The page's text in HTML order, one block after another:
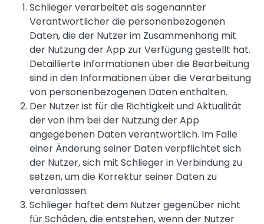
Schlieger verarbeitet als sogenannter
Verantwortlicher die personenbezogenen
Daten, die der Nutzer im Zusammenhang mit
der Nutzung der App zur Verfügung gestellt hat.
Detaillierte Informationen über die Bearbeitung
sind in den Informationen über dieVerarbeitung
von personenbezogenen Daten enthalten.
Der Nutzer ist für die Richtigkeit und Aktualität
der von ihm bei der Nutzung der App
angegebenen Daten verantwortlich. Im Falle
einer Änderung seiner Daten verpflichtet sich
der Nutzer, sich mit Schlieger in Verbindung zu
setzen, um die Korrektur seiner Daten zu
veranlassen.
Schlieger haftet dem Nutzer gegenüber nicht
für Schäden, die entstehen, wenn der Nutzer